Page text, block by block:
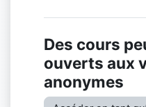
Des cours
ouverts aux
anonymes